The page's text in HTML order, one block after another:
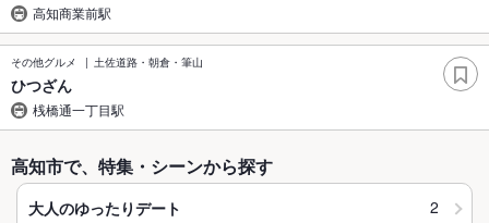
高知商業前駅
その他グルメ 土佐道路・朝倉・筆山
ひつざん
桟橋通一丁目駅
高知市で、特集・シーンから探す
大人のゆったりデート 2